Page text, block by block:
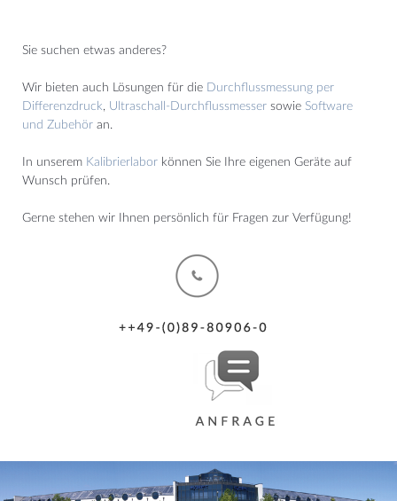
Sie suchen etwas anderes?
Wir bieten auch Lösungen für die Durchflussmessung per
Differenzdruck
Ultraschall-Durchflussmessersowie Software
und Zubehöran.
In unserem Kalibrierlaborkönnen Sie Ihre eigenen Geräte auf
Wunsch prüfen.
Gerne stehen wir Ihnen persönlich für Fragen zur Verfügung!